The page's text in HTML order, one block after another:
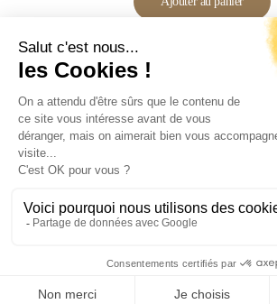
Conditions générales de ventes
Politique de confidentialité
Politique en matière de remboursements et de